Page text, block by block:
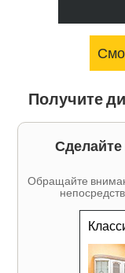
Получите
Обращайте